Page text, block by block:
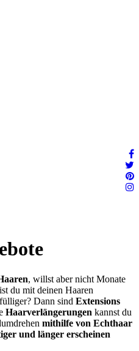
, willst aber nicht Monate
du mit deinen Haaren
Dann sind Extensions
Haarverlängerungen kannst du
mithilfe von Echthaar
und länger erscheinen